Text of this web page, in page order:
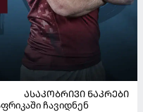
ᲐᲡᲐᲙᲝᲑᲠᲘᲕᲘ ᲜᲐᲙᲠᲔᲑᲘ
ჩავიდნენ